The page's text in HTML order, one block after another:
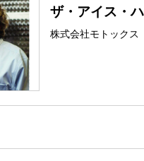
ザ・アイス・
株式会社モトックス